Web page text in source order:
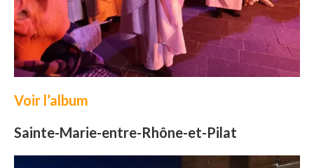
Voir l’album
Sainte-Marie-entre-Rhône-et-Pilat